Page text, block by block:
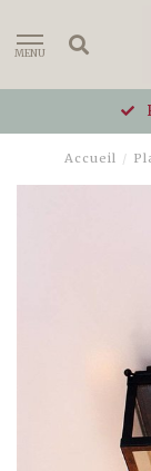
MENU
Accueil /